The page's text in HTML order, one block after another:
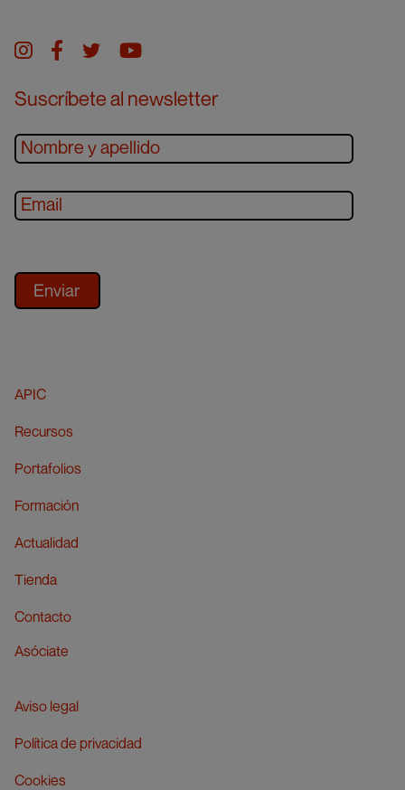
Instagram
facebook
twitteryoutube
Suscríbete al newsletter
APIC
Recursos
Portafolios
Formación
Actualidad
Tienda
Contacto
Asóciate
Aviso legal
Política de privacidad
Cookies